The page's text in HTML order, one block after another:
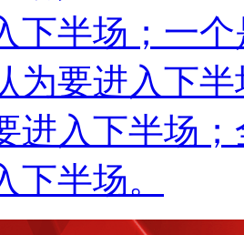
下半场；一
为要进入下
进入下半场
下半场。